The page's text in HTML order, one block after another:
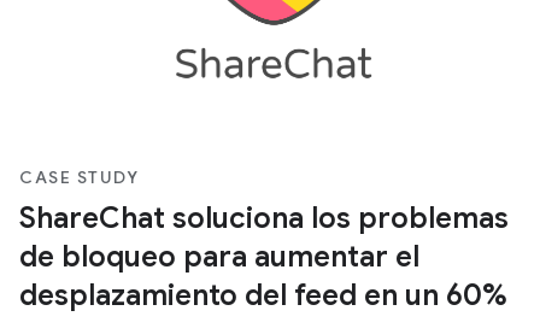
CASE STUDY
ShareChat soluciona los problemas
de bloqueo para aumentar el
desplazamiento del feed en un 60%